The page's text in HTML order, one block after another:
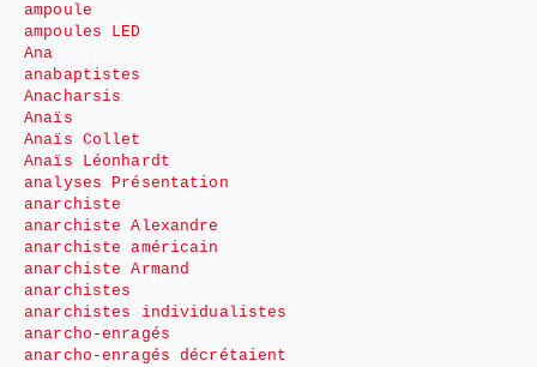
ampoule
ampoules LED
Ana
anabaptistes
Anacharsis
Anaïs
Anaïs Collet
Anaïs Léonhardt
analyses Présentation
anarchiste
anarchiste Alexandre
anarchiste américain
anarchiste Armand
anarchistes
anarchistes individualistes
anarcho-enragés
anarcho-enragés décrétaient